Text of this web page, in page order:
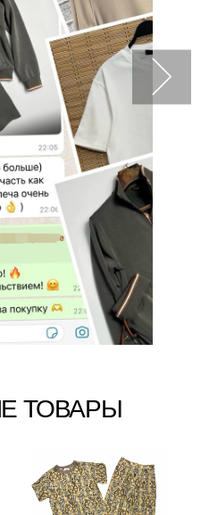
ТОВАРЫ